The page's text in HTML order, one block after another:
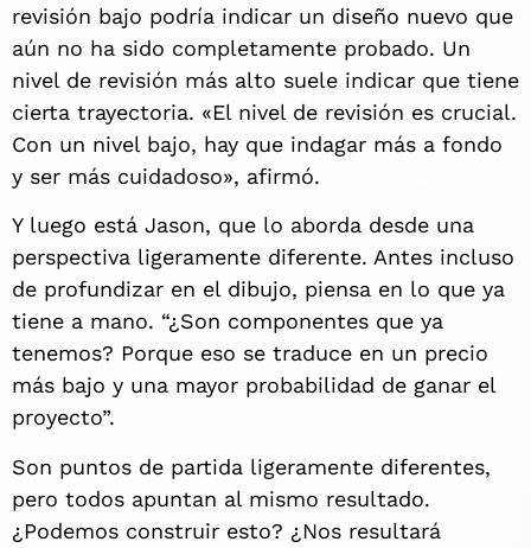
revisión bajo podría indicar un diseño nuevo que
aún no ha sido completamente probado. Un
nivel de revisión más alto suele indicar que tiene
cierta trayectoria. «El nivel de revisión es crucial.
Con un nivel bajo, hay que indagar más a fondo
y ser más cuidadoso», afirmó.
Y luego está Jason, que lo aborda desde una
perspectiva ligeramente diferente. Antes incluso
de profundizar en el dibujo, piensa en lo que ya
tiene a mano. “¿Son componentes que ya
tenemos? Porque eso se traduce en un precio
más bajo y una mayor probabilidad de ganar el
proyecto”.
Son puntos de partida ligeramente diferentes,
pero todos apuntan al mismo resultado.
¿Podemos construir esto? ¿Nos resultará